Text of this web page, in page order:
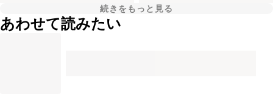
続きをもっと見る
あわせて読みたい